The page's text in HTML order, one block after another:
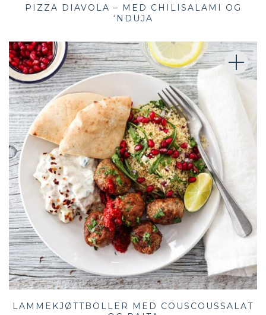
PIZZA DIAVOLA – MED CHILISALAMI OG
‘NDUJA
LAMMEKJØTTBOLLER MED COUSCOUSSALAT